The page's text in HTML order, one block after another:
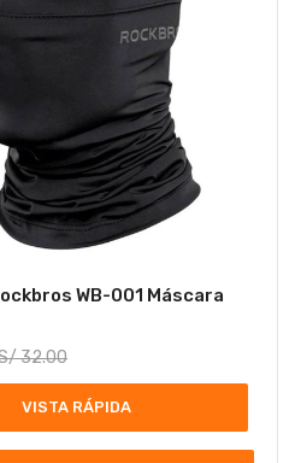
WB-001 Máscara
32.00
VISTA RÁPIDA